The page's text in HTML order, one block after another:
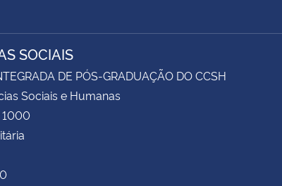
SOCIAIS
DE PÓS-GRADUAÇÃO DO CCSH
Sociais e Humanas
1000